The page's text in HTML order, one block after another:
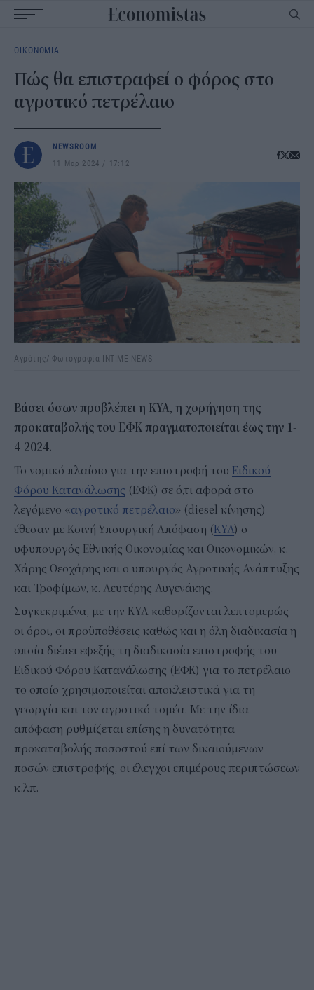
navigation
ΟΙΚΟΝΟΜΙΑ
Πώς θα επιστραφεί ο φόρος στο
αγροτικό πετρέλαιο
NEWSROOM
11 Μαρ 2024
17:12
Αγρότης/ Φωτογραφία INTIME NEWS
Βάσει όσων προβλέπει η ΚΥΑ, η χορήγηση της
προκαταβολής του ΕΦΚ πραγματοποιείται έως την 1-
4-2024.
Το νομικό πλαίσιο για την επιστροφή του Ειδικού
Φόρου Κατανάλωσης (ΕΦΚ) σε ό,τι αφορά στο
λεγόμενο «αγροτικό πετρέλαιο» (diesel κίνησης)
έθεσαν με Κοινή Υπουργική Απόφαση (ΚΥΑ) ο
υφυπουργός Εθνικής Οικονομίας και Οικονομικών, κ.
Χάρης Θεοχάρης και ο υπουργός Αγροτικής Ανάπτυξης
και Τροφίμων, κ. Λευτέρης Αυγενάκης.
Συγκεκριμένα, με την ΚΥΑ καθορίζονται λεπτομερώς
οι όροι, οι προϋποθέσεις καθώς και η όλη διαδικασία η
οποία διέπει εφεξής τη διαδικασία επιστροφής του
Ειδικού Φόρου Κατανάλωσης (ΕΦΚ) για το πετρέλαιο
το οποίο χρησιμοποιείται αποκλειστικά για τη
γεωργία και τον αγροτικό τομέα. Με την ίδια
απόφαση ρυθμίζεται επίσης η δυνατότητα
προκαταβολής ποσοστού επί των δικαιούμενων
ποσών επιστροφής, οι έλεγχοι επιμέρους περιπτώσεων
κ.λπ.